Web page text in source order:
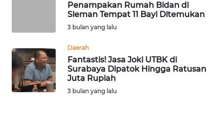
Penampakan Rumah Bidan di
Sleman Tempat 11 Bayi Ditemukan
3 bulan yang lalu
Daerah
Fantastis! Jasa Joki UTBK di
Surabaya Dipatok Hingga Ratusan
Juta Rupiah
3 bulan yang lalu
BARAT
WN
RIAU
WN